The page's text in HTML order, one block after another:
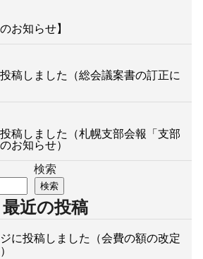
お知らせ】
稿しました（総会議案書の訂正に
稿しました（札幌支部会報「支部
お知らせ）
検索
検索
最近の投稿
に投稿しました（会費の額の改定